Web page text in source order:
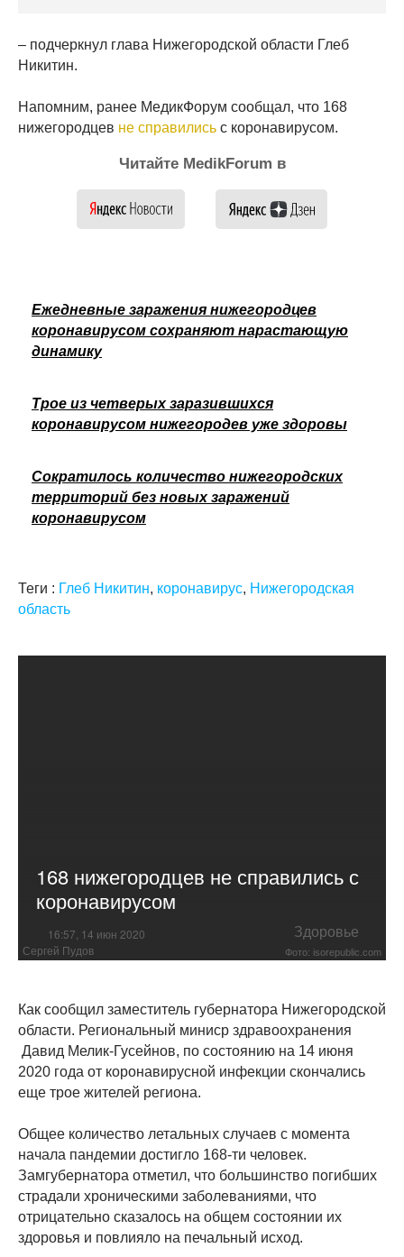
– подчеркнул глава Нижегородской области Глеб
Никитин.
Напомним, ранее МедикФорум сообщал, что 168
нижегородцев не справились с коронавирусом.
Читайте MedikForum в
Ежедневные заражения нижегородцев
коронавирусом сохраняют нарастающую
динамику
Трое из четверых заразившихся
коронавирусом нижегородев уже здоровы
Сократилось количество нижегородских
территорий без новых заражений
коронавирусом
Теги : Глеб Никитин, коронавирус, Нижегородская
область
168 нижегородцев не справились с
коронавирусом
16:57, 14 июн 2020 Здоровье
Сергей Пудов Фото: isorepublic.com
Как сообщил заместитель губернатора Нижегородской
области. Региональный миниср здравоохранения
Давид Мелик-Гусейнов, по состоянию на 14 июня
2020 года от коронавирусной инфекции скончались
еще трое жителей региона.
Общее количество летальных случаев с момента
начала пандемии достигло 168-ти человек.
Замгубернатора отметил, что большинство погибших
страдали хроническими заболеваниями, что
отрицательно сказалось на общем состоянии их
здоровья и повлияло на печальный исход.